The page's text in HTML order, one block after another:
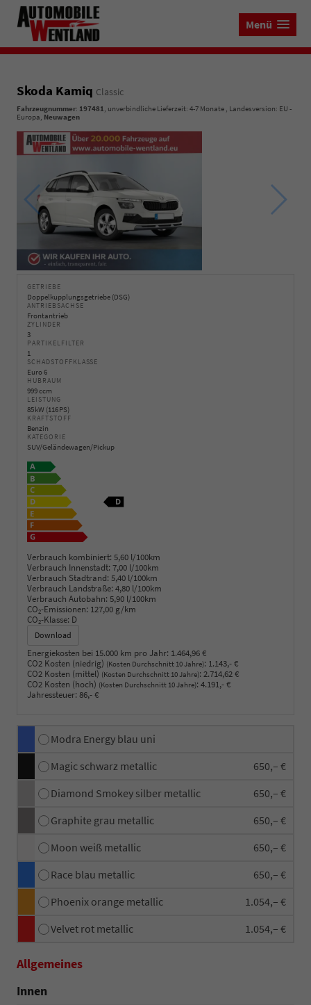
Menü
Skoda Kamiq Classic
Fahrzeugnummer: 197481, unverbindliche Lieferzeit: 4-7 Monate , Landesversion: EU -
Europa, Neuwagen
GETRIEBE
Doppelkupplungsgetriebe (DSG)
ANTRIEBSACHSE
Frontantrieb
ZYLINDER
3
PARTIKELFILTER
1
SCHADSTOFFKLASSE
Euro 6
HUBRAUM
999 ccm
LEISTUNG
85 kW (116 PS)
KRAFTSTOFF
Benzin
KATEGORIE
SUV/Geländewagen/Pickup
Verbrauch kombiniert: 5,60 l/100km
Verbrauch Innenstadt: 7,00 l/100km
Verbrauch Stadtrand: 5,40 l/100km
Verbrauch Landstraße: 4,80 l/100km
Verbrauch Autobahn: 5,90 l/100km
CO2-Emissionen: 127,00 g/km
CO2-Klasse: D
Download
Energiekosten bei 15.000 km pro Jahr: 1.464,96 €
CO2 Kosten (niedrig) (Kosten Durchschnitt 10 Jahre): 1.143,- €
CO2 Kosten (mittel) (Kosten Durchschnitt 10 Jahre): 2.714,62 €
CO2 Kosten (hoch) (Kosten Durchschnitt 10 Jahre): 4.191,- €
Jahressteuer: 86,- €
Modra Energy blau uni
Magic schwarz metallic
650,– €
Diamond Smokey silber metallic
650,– €
Graphite grau metallic
650,– €
Moon weiß metallic
650,– €
Race blau metallic
650,– €
Phoenix orange metallic
1.054,– €
Velvet rot metallic
1.054,– €
Allgemeines
Innen